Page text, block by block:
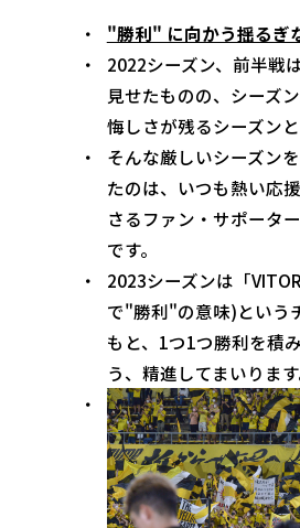
"勝利" に向かう揺るぎ
2022シーズン、前半戦
見せたものの、シーズ
悔しさが残るシーズン
そんな厳しいシーズン
たのは、いつも熱い応
さるファン・サポータ
です。
2023シーズンは「
で"勝利"の意味)という
もと、1つ1つ勝利を積
う、精進してまいります